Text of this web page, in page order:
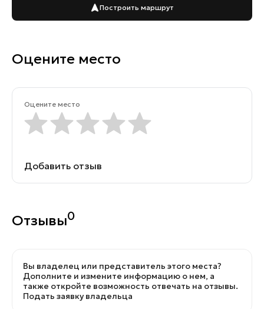
Построить маршрут
Оцените место
Оцените место
Добавить отзыв
Отзывы0
Вы владелец или представитель этого места?
Дополните и измените информацию о нем, а
также откройте возможность отвечать на отзывы.
Подать заявку владельца